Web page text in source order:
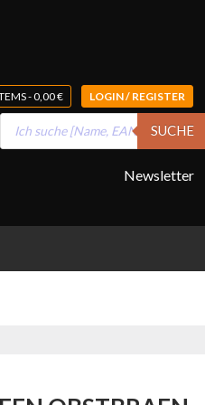
-0,00€ LOGIN / REGISTER
Products
search
SUCHE
Newsletter